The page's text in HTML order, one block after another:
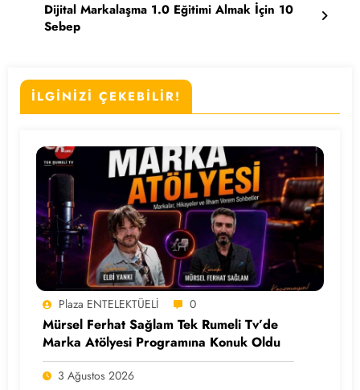
Dijital Markalaşma 1.0 Eğitimi Almak İçin 10
Sebep
İLGİNİZİ ÇEKEBİLİR!
Plaza ENTELEKTÜELİ 0
Mürsel Ferhat Sağlam Tek Rumeli Tv’de
Marka Atölyesi Programına Konuk Oldu
3 Ağustos 2026